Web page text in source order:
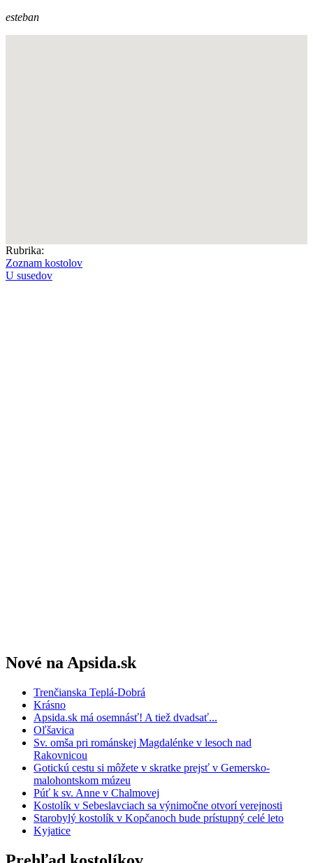
esteban
Rubrika:
Zoznam kostolov
U susedov
Nové na Apsida.sk
Trenčianska Teplá-Dobrá
Krásno
Apsida.sk má osemnásť! A tiež dvadsať...
Oľšavica
Sv. omša pri románskej Magdalénke v lesoch nad
Rakovnicou
Gotickú cestu si môžete v skratke prejsť v Gemersko-
malohontskom múzeu
Púť k sv. Anne v Chalmovej
Kostolík v Sebeslavciach sa výnimočne otvorí verejnosti
Starobylý kostolík v Kopčanoch bude prístupný celé leto
Kyjatice